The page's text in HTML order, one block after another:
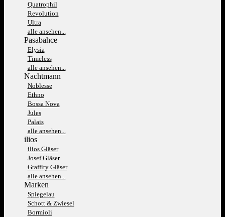
Quatrophil
Revolution
Ultra
alle ansehen...
Pasabahce
Elysia
Timeless
alle ansehen...
Nachtmann
Noblesse
Ethno
Bossa Nova
Jules
Palais
alle ansehen...
ilios
ilios Gläser
Josef Gläser
Graffity Gläser
alle ansehen...
Marken
Spiegelau
Schott & Zwiesel
Bormioli